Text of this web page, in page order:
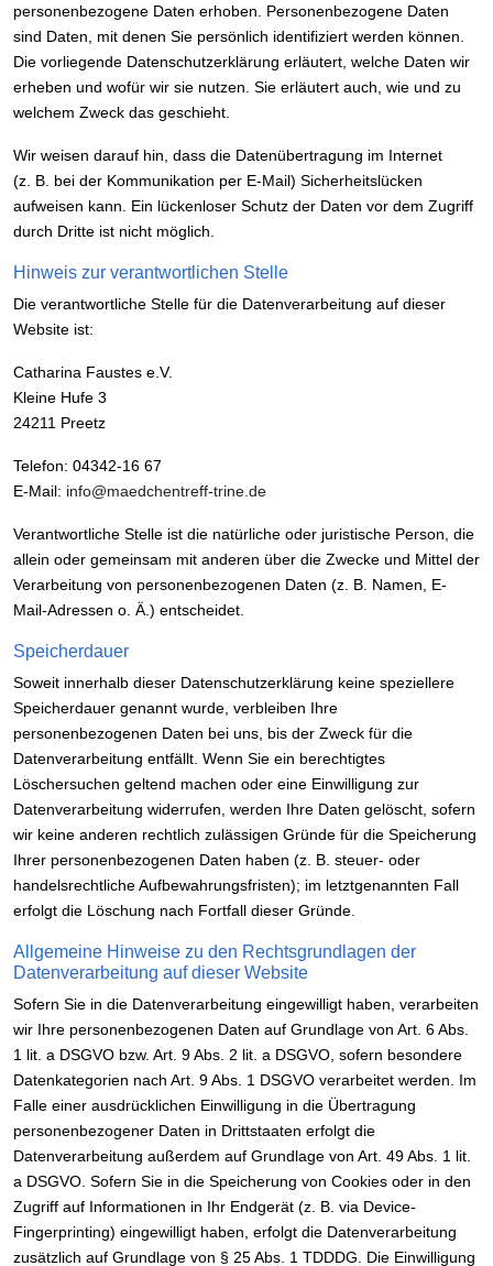
personenbezogene Daten erhoben. Personenbezogene Daten
sind Daten, mit denen Sie persönlich identifiziert werden können.
Die vorliegende Datenschutzerklärung erläutert, welche Daten wir
erheben und wofür wir sie nutzen. Sie erläutert auch, wie und zu
welchem Zweck das geschieht.
Wir weisen darauf hin, dass die Datenübertragung im Internet
(z. B. bei der Kommunikation per E-Mail) Sicherheitslücken
aufweisen kann. Ein lückenloser Schutz der Daten vor dem Zugriff
durch Dritte ist nicht möglich.
Hinweis zur verantwortlichen Stelle
Die verantwortliche Stelle für die Datenverarbeitung auf dieser
Website ist:
Catharina Faustes e.V.
Kleine Hufe 3
24211 Preetz
Telefon: 04342-16 67
E-Mail: info@maedchentreff-trine.de
Verantwortliche Stelle ist die natürliche oder juristische Person, die
allein oder gemeinsam mit anderen über die Zwecke und Mittel der
Verarbeitung von personenbezogenen Daten (z. B. Namen, E-
Mail-Adressen o. Ä.) entscheidet.
Speicherdauer
Soweit innerhalb dieser Datenschutzerklärung keine speziellere
Speicherdauer genannt wurde, verbleiben Ihre
personenbezogenen Daten bei uns, bis der Zweck für die
Datenverarbeitung entfällt. Wenn Sie ein berechtigtes
Löschersuchen geltend machen oder eine Einwilligung zur
Datenverarbeitung widerrufen, werden Ihre Daten gelöscht, sofern
wir keine anderen rechtlich zulässigen Gründe für die Speicherung
Ihrer personenbezogenen Daten haben (z. B. steuer- oder
handelsrechtliche Aufbewahrungsfristen); im letztgenannten Fall
erfolgt die Löschung nach Fortfall dieser Gründe.
Allgemeine Hinweise zu den Rechtsgrundlagen der
Datenverarbeitung auf dieser Website
Sofern Sie in die Datenverarbeitung eingewilligt haben, verarbeiten
wir Ihre personenbezogenen Daten auf Grundlage von Art. 6 Abs.
1 lit. a DSGVO bzw. Art. 9 Abs. 2 lit. a DSGVO, sofern besondere
Datenkategorien nach Art. 9 Abs. 1 DSGVO verarbeitet werden. Im
Falle einer ausdrücklichen Einwilligung in die Übertragung
personenbezogener Daten in Drittstaaten erfolgt die
Datenverarbeitung außerdem auf Grundlage von Art. 49 Abs. 1 lit.
a DSGVO. Sofern Sie in die Speicherung von Cookies oder in den
Zugriff auf Informationen in Ihr Endgerät (z. B. via Device-
Fingerprinting) eingewilligt haben, erfolgt die Datenverarbeitung
zusätzlich auf Grundlage von § 25 Abs. 1 TDDDG. Die Einwilligung